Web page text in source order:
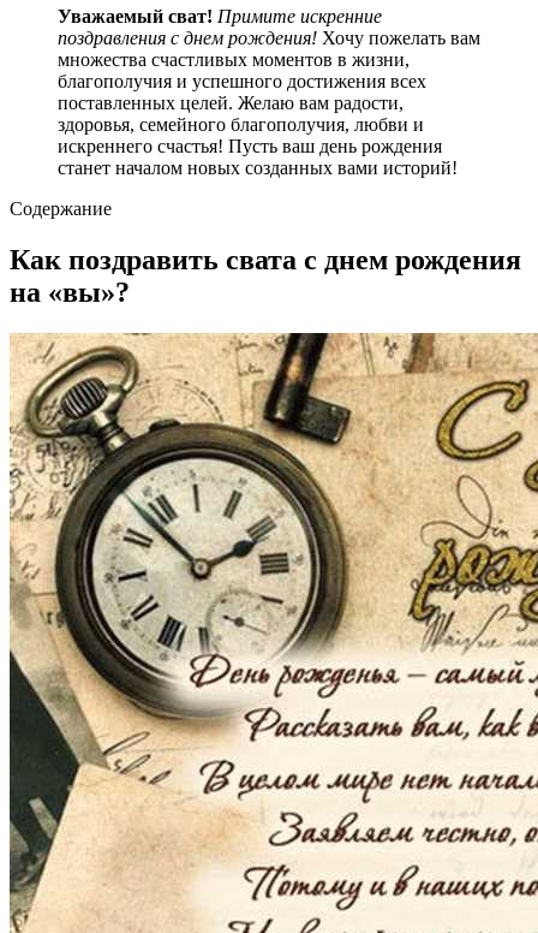
Уважаемый сват! Примите искренние
поздравления с днем рождения! Хочу пожелать вам
множества счастливых моментов в жизни,
благополучия и успешного достижения всех
поставленных целей. Желаю вам радости,
здоровья, семейного благополучия, любви и
искреннего счастья! Пусть ваш день рождения
станет началом новых созданных вами историй!
Содержание
Как поздравить свата с днем рождения
на «вы»?